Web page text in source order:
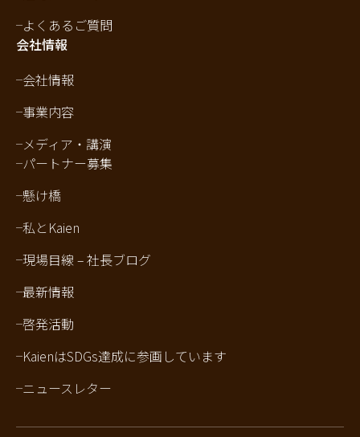
よくあるご質問
会社情報
会社情報
事業内容
メディア・講演
パートナー募集
懸け橋
私とKaien
現場目線 – 社長ブログ
最新情報
啓発活動
KaienはSDGs達成に参画しています
ニュースレター